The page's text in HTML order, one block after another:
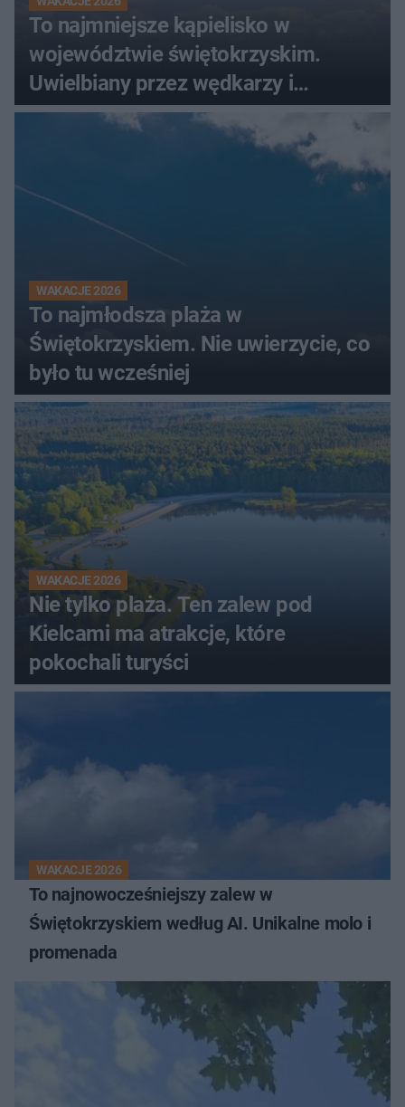
To najmniejsze kąpielisko w
województwie świętokrzyskim.
Uwielbiany przez wędkarzy i
turystów
WAKACJE 2026
To najmłodsza plaża w
Świętokrzyskiem. Nie uwierzycie, co
było tu wcześniej
WAKACJE 2026
Nie tylko plaża. Ten zalew pod
Kielcami ma atrakcje, które
pokochali turyści
WAKACJE 2026
To najnowocześniejszy zalew w
Świętokrzyskiem według AI. Unikalne molo i
promenada